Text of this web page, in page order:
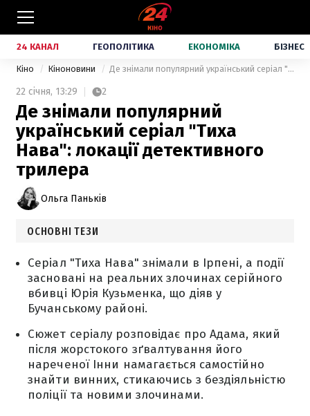
24 КАНАЛ ГЕОПОЛІТИКА ЕКОНОМІКА БІЗНЕС
Кіно Кіноновини Де знімали популярний український серіал "Тиха Нава": локації детективного трилера
22 січня, 13:29 2
Де знімали популярний
український серіал "Тиха
Нава": локації детективного
трилера
Ольга Паньків
ОСНОВНІ ТЕЗИ
Серіал "Тиха Нава" знімали в Ірпені, а події
засновані на реальних злочинах серійного
вбивці Юрія Кузьменка, що діяв у
Бучанському районі.
Сюжет серіалу розповідає про Адама, який
після жорстокого зґвалтування його
нареченої Інни намагається самостійно
знайти винних, стикаючись з бездіяльністю
поліції та новими злочинами.